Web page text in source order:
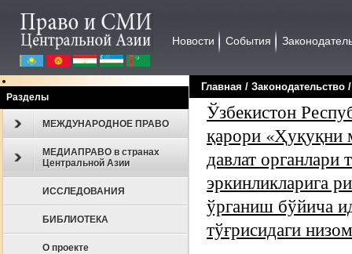
Новости События
Разделы
МЕЖДУНАРОДНОЕ ПРАВО
МЕДИАПРАВО в странах
Центральной Азии
ИССЛЕДОВАНИЯ
БИБЛИОТЕКА
О проекте
Главная / Законодательcтво
Ўзбекистон
қарори «Ҳуқуқни
давлат
эркинликларига
ўрганиш бўйича
тўғрисидаги